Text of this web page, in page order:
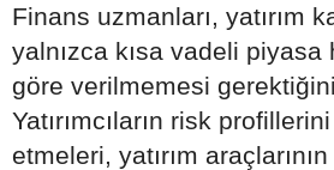
Finans uzmanları, yatırım
yalnızca kısa vadeli piyasa
göre verilmemesi
Yatırımcıların risk
etmeleri, yatırım